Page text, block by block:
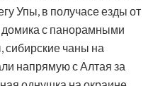
Упы, в получасе езды от
с панорамными
чаны на
напрямую с Алтая за